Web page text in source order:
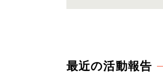
最近の活動報告